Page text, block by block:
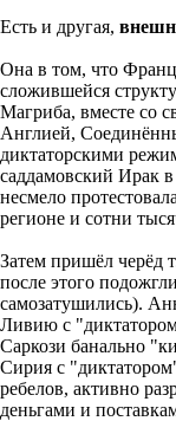
Есть и другая,
Она в том, что
сложившейся
Магриба, вместе со
Англией,
диктаторскими
саддамовский Ирак
несмело
регионе и сотни
Затем пришёл черёд
после этого
самозатушились).
Ливию с
Саркози банально
Сирия с
ребелов, активно
деньгами и